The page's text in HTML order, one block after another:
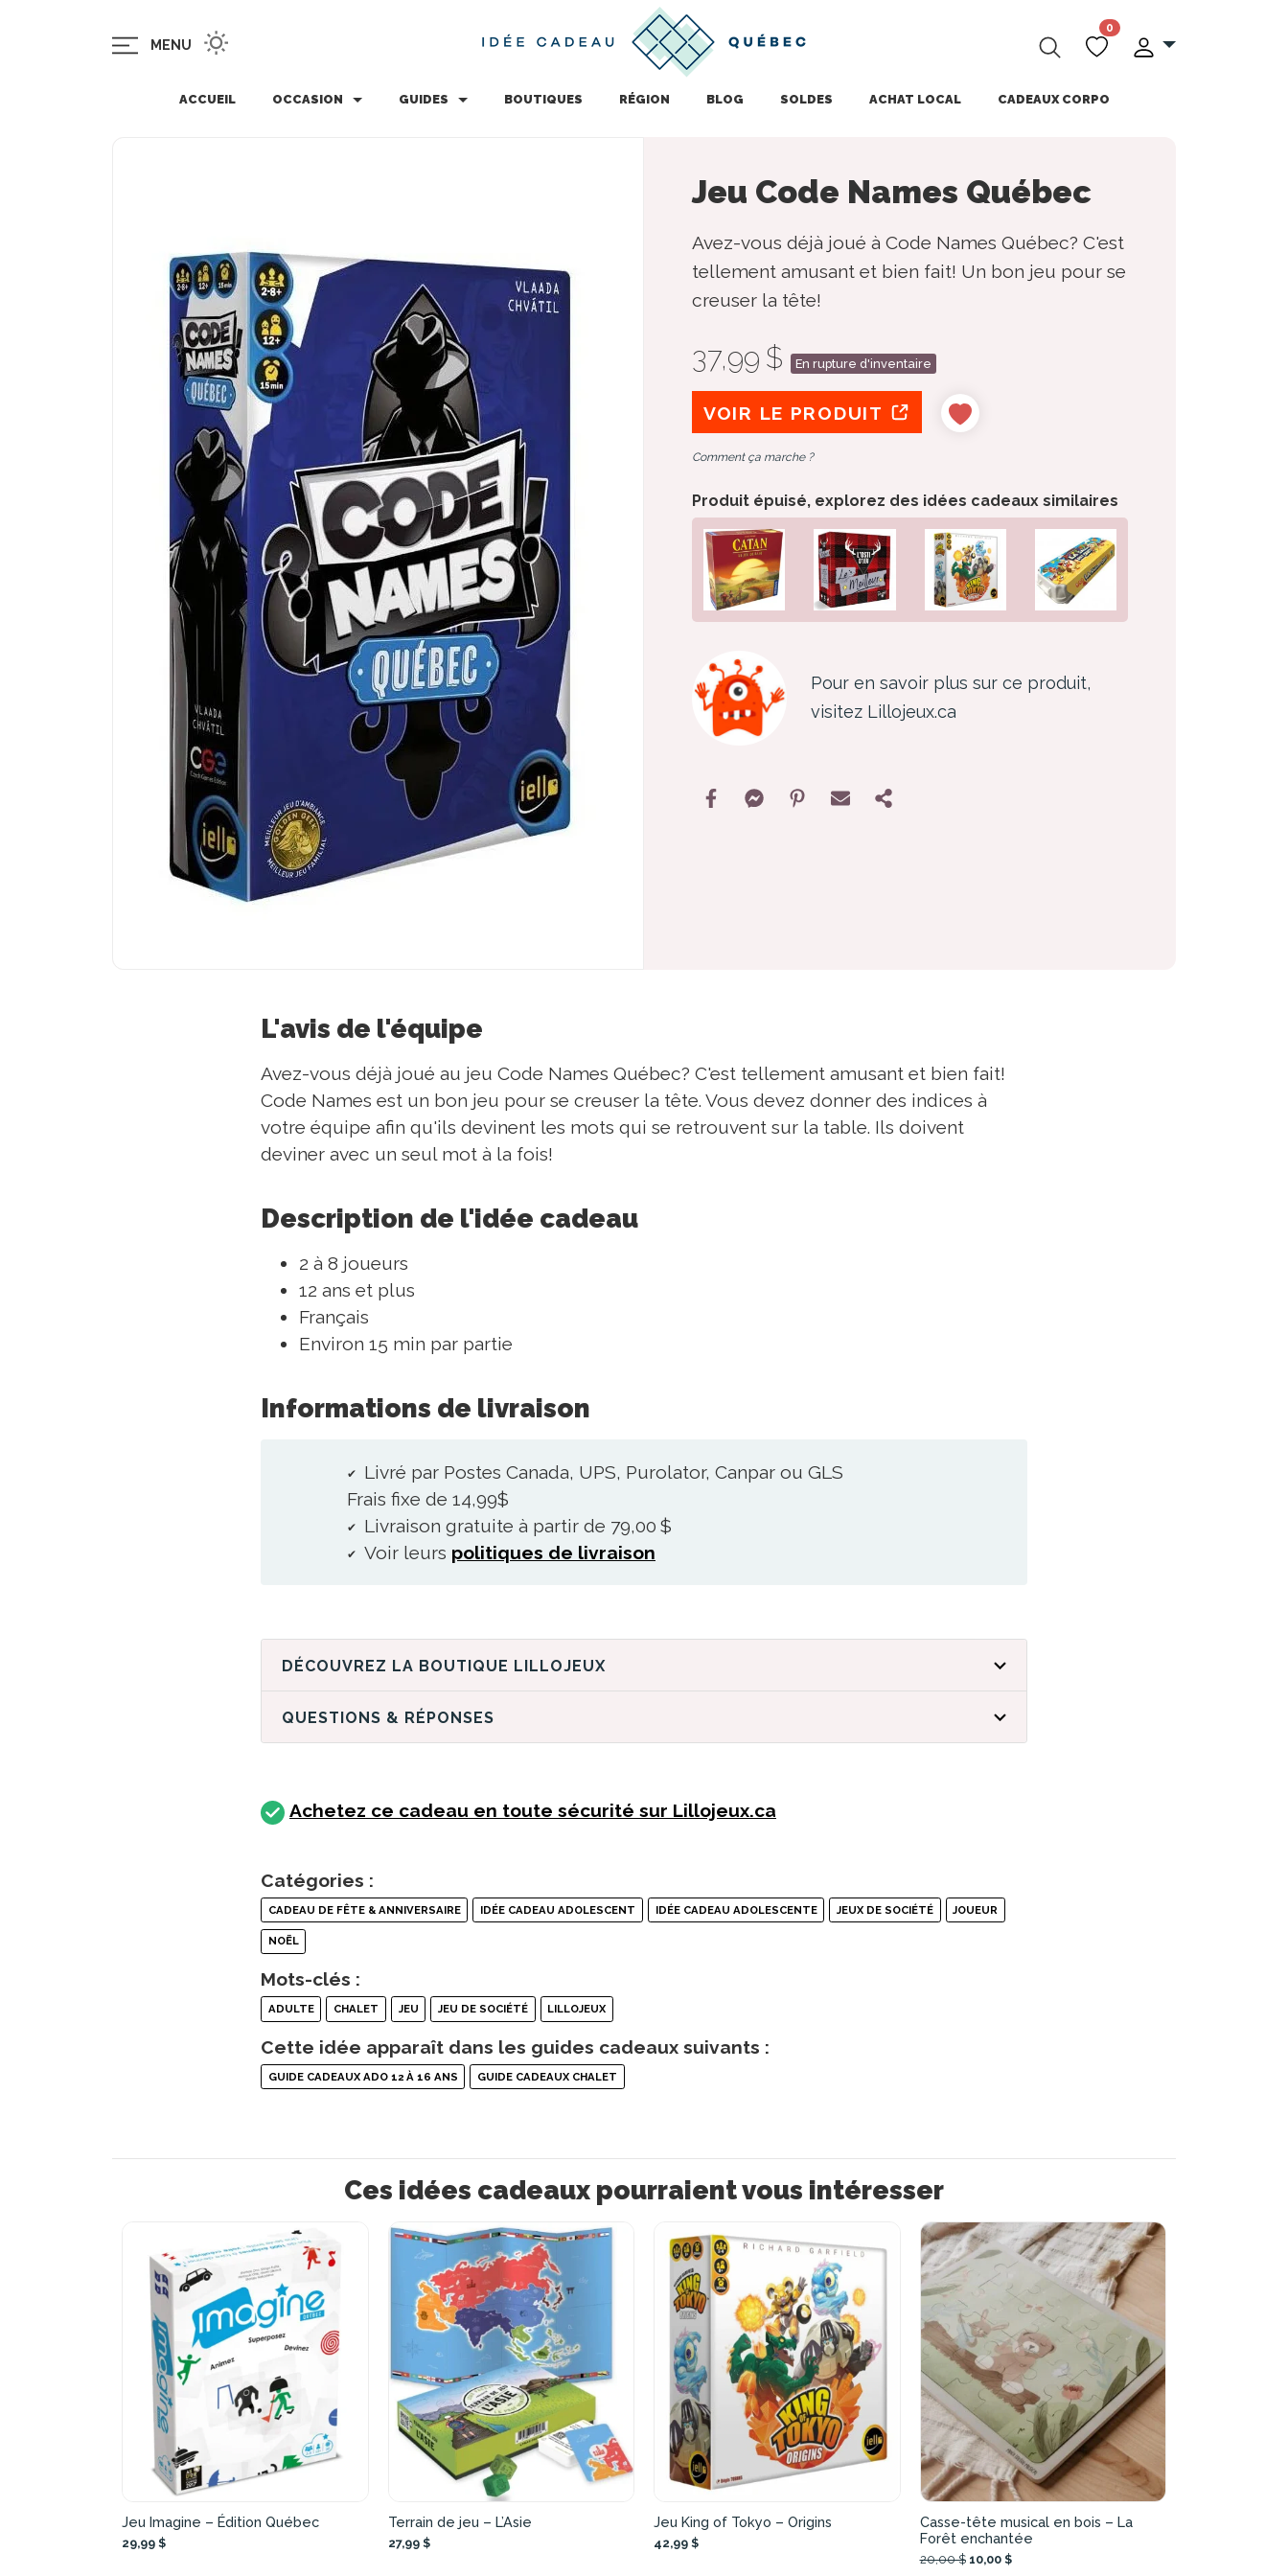
MENU
0
ACCUEIL OCCASION GUIDES BOUTIQUES RÉGION BLOG SOLDES ACHAT LOCAL CADEAUX CORPO
Jeu Code Names Québec
Avez-vous déjà joué à Code Names Québec? C'est
tellement amusant et bien fait! Un bon jeu pour se
creuser la tête!
37,99 $ En rupture d'inventaire
VOIR LE PRODUIT
Comment ça marche ?
Produit épuisé, explorez des idées cadeaux similaires
Pour en savoir plus sur ce produit,
visitez Lillojeux.ca
L'avis de l'équipe
Avez-vous déjà joué au jeu Code Names Québec? C'est tellement amusant et bien fait!
Code Names est un bon jeu pour se creuser la tête. Vous devez donner des indices à
votre équipe afin qu'ils devinent les mots qui se retrouvent sur la table. Ils doivent
deviner avec un seul mot à la fois!
Description de l'idée cadeau
2 à 8 joueurs
12 ans et plus
Français
Environ 15 min par partie
Informations de livraison
Livré par Postes Canada, UPS, Purolator, Canpar ou GLS
Frais fixe de 14,99$
Livraison gratuite à partir de 79,00 $
Voir leurs politiques de livraison
DÉCOUVREZ LA BOUTIQUE LILLOJEUX
QUESTIONS & RÉPONSES
Achetez ce cadeau en toute sécurité sur Lillojeux.ca
Catégories :
CADEAU DE FÊTE & ANNIVERSAIRE IDÉE CADEAU ADOLESCENT IDÉE CADEAU ADOLESCENTE JEUX DE SOCIÉTÉ JOUEUR
NOËL
Mots-clés :
ADULTE CHALET JEU JEU DE SOCIÉTÉ LILLOJEUX
Cette idée apparaît dans les guides cadeaux suivants :
GUIDE CADEAUX ADO 12 À 16 ANS GUIDE CADEAUX CHALET
Ces idées cadeaux pourraient vous intéresser
Jeu Imagine – Édition Québec
29,99 $
Terrain de jeu – L’Asie
27,99 $
Jeu King of Tokyo – Origins
42,99 $
Casse-tête musical en bois – La
Forêt enchantée
20,00 $ 10,00 $